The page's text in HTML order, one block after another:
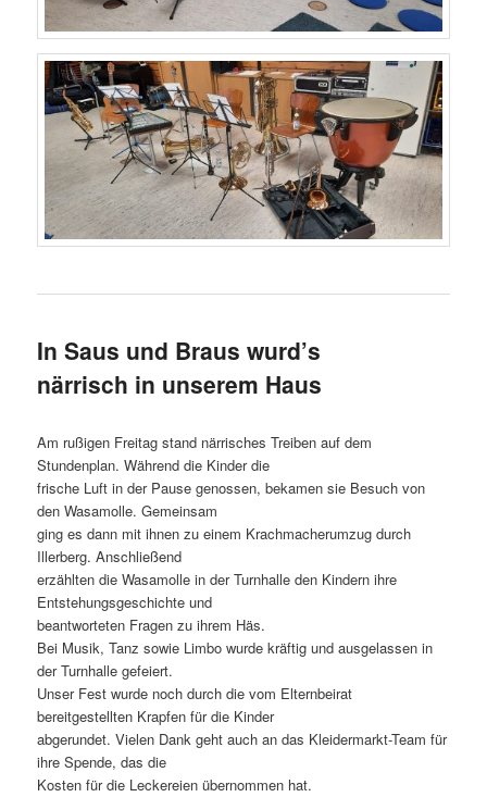
In Saus und Braus wurd’s
närrisch in unserem Haus
Am rußigen Freitag stand närrisches Treiben auf dem
Stundenplan. Während die Kinder die
frische Luft in der Pause genossen, bekamen sie Besuch von
den Wasamolle. Gemeinsam
ging es dann mit ihnen zu einem Krachmacherumzug durch
Illerberg. Anschließend
erzählten die Wasamolle in der Turnhalle den Kindern ihre
Entstehungsgeschichte und
beantworteten Fragen zu ihrem Häs.
Bei Musik, Tanz sowie Limbo wurde kräftig und ausgelassen in
der Turnhalle gefeiert.
Unser Fest wurde noch durch die vom Elternbeirat
bereitgestellten Krapfen für die Kinder
abgerundet. Vielen Dank geht auch an das Kleidermarkt-Team für
ihre Spende, das die
Kosten für die Leckereien übernommen hat.